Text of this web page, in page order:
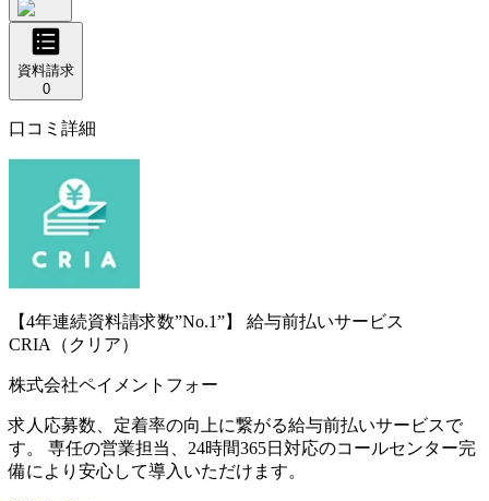
資料請求
0
口コミ詳細
【4年連続資料請求数”No.1”】
給与前払いサービス
CRIA（クリア）
株式会社ペイメントフォー
求人応募数、定着率の向上に繋がる給与前払いサービスで
す。 専任の営業担当、24時間365日対応のコールセンター完
備により安心して導入いただけます。